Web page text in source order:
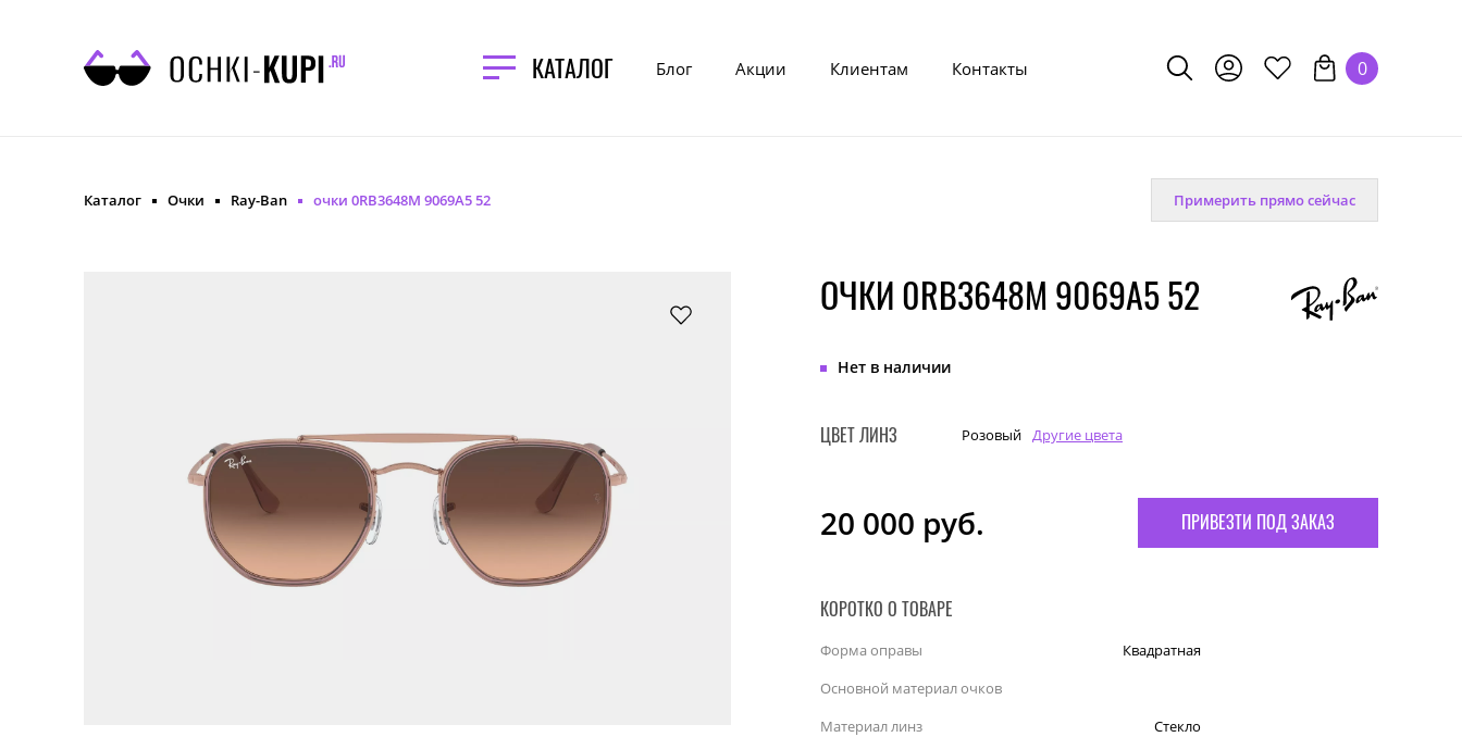
КАТАЛОГ Блог Акции Клиентам Контакты 0
Каталог Очки Ray-Ban очки 0RB3648M 9069A5 52 Примерить прямо сейчас
ОЧКИ 0RB3648M 9069A5 52
Нет в наличии
ЦВЕТ ЛИНЗ Розовый Другие цвета
20 000 руб. ПРИВЕЗТИ ПОД ЗАКАЗ
КОРОТКО О ТОВАРЕ
Форма оправы
Квадратная
Основной материал очков
Материал линз
Стекло